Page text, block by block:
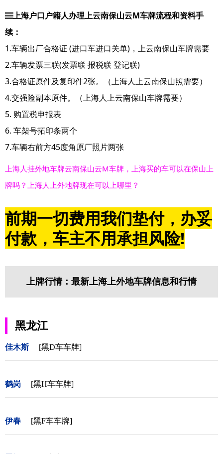
▤上海户口户籍人办理上云南保山云M车牌流程和资料手
续：
1.车辆出厂合格证 (进口车进口关单)，上云南保山车牌需要
2.车辆发票三联(发票联 报税联 登记联)
3.合格证原件及复印件2张。（上海人上云南保山照需要）
4.交强险副本原件。（上海人上云南保山车牌需要）
5. 购置税申报表
6. 车架号拓印条两个
7.车辆右前方45度角原厂照片两张
上海人挂外地车牌云南保山云M车牌，上海买的车可以在保山上
牌吗？上海人上外地牌现在可以上哪里？
前期一切费用我们垫付，办妥
付款，车主不用承担风险!
上牌行情：最新上海上外地车牌信息和行情
黑龙江
佳木斯 [黑D车车牌]
鹤岗 [黑H车车牌]
伊春 [黑F车车牌]